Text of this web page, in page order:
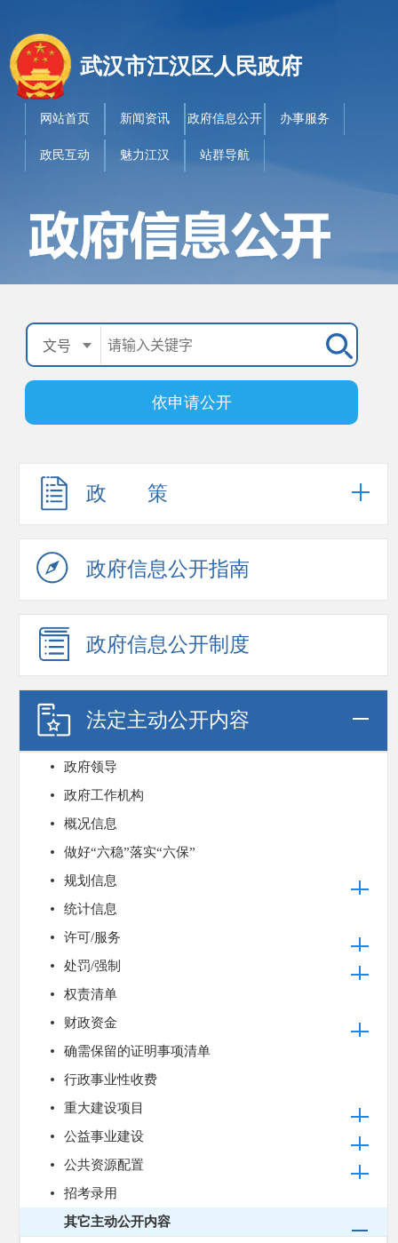
武汉市江汉区人民政府
依申请公开
网站首页 新闻资讯 政府信息公开 办事服务
政民互动 魅力江汉 站群导航
政 策
政府信息公开指南
政府信息公开制度
法定主动公开内容
政府领导
政府工作机构
概况信息
做好“六稳”落实“六保”
规划信息
统计信息
许可/服务
处罚/强制
权责清单
财政资金
确需保留的证明事项清单
行政事业性收费
重大建设项目
公益事业建设
公共资源配置
招考录用
其它主动公开内容